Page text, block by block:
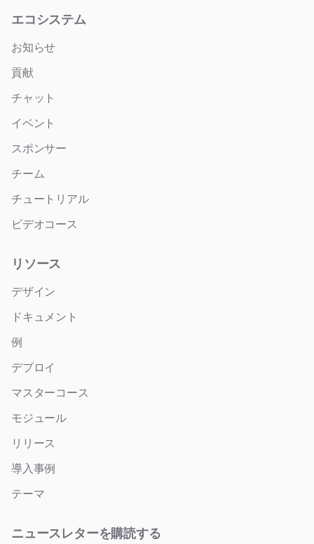
エコシステム
お知らせ
貢献
チャット
イベント
スポンサー
チーム
チュートリアル
ビデオコース
リソース
デザイン
ドキュメント
例
デプロイ
マスターコース
モジュール
リリース
導入事例
テーマ
ニュースレターを購読する